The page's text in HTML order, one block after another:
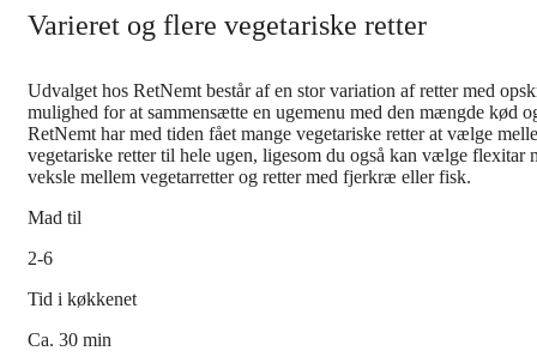
Varieret og flere vegetariske retter
Udvalget hos RetNemt består af en stor variation af retter med
mulighed for at sammensætte en ugemenu med den mængde kød
RetNemt har med tiden fået mange vegetariske retter at vælge
vegetariske retter til hele ugen, ligesom du også kan vælge flexitar
veksle mellem vegetarretter og retter med fjerkræ eller fisk.
Mad til
2-6
Tid i køkkenet
Ca. 30 min